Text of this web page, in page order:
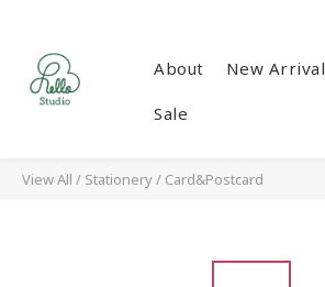
About New Arrival
Sale
View All / Stationery/ Card&Postcard